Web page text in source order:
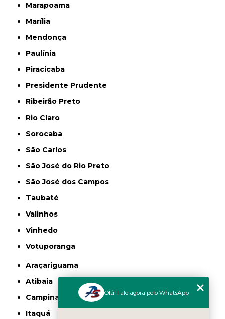
Marapoama
Marília
Mendonça
Paulínia
Piracicaba
Presidente Prudente
Ribeirão Preto
Rio Claro
Sorocaba
São Carlos
São José do Rio Preto
São José dos Campos
Taubaté
Valinhos
Vinhedo
Votuporanga
Araçariguama
Atibaia
Campinas
Itaquá
Olá! Fale agora pelo WhatsApp